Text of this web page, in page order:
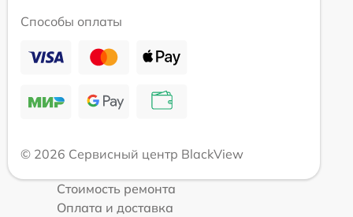
Способы оплаты
© 2026 Сервисный центр BlackView
Стоимость ремонта
Оплата и доставка